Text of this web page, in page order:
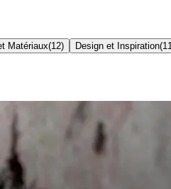
Matériaux(12) Design et Inspiration(11